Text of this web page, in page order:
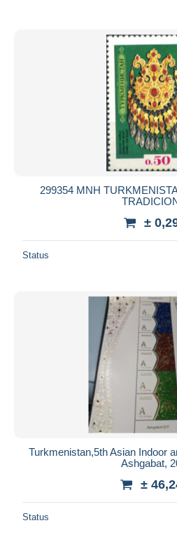
299354 MNH
±
Status
Turkmenistan,5th Asian Indoor
Ashgabat,
±
Status